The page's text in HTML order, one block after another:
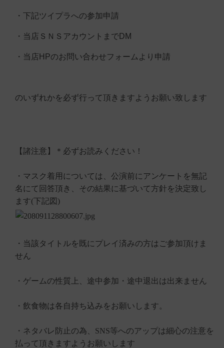
・下記ツイプラへの参加申請
・当店ＳＮＳアカウントまでDM
・当店HPのお問い合わせフォームより申請
のいずれかを必ず行って頂きますようお願い致します
【諸注意】＊必ずお読みください！
・マスク着用については、公演前にアンケートを無記
名にて回答頂き、その結果に基づいて方針を決定致し
ます(下記図)
・当該タイトルを既にプレイ済みの方はご参加頂けま
せん
・ゲームの性質上、途中参加・途中退出は出来ません
・飲食物は各自持ち込みをお願いします。
・ネタバレ防止の為、SNS等へのアップは細心の注意を
払って頂きますようお願いします